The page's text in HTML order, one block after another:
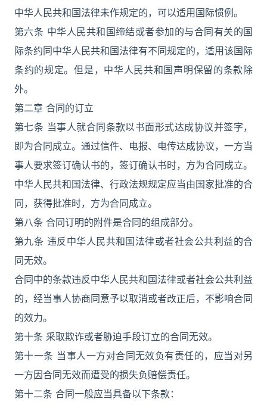
中华人民共和国法律未作规定的，可以适用国际惯例。
第六条 中华人民共和国缔结或者参加的与合同有关的国
际条约同中华人民共和国法律有不同规定的，适用该国际
条约的规定。但是，中华人民共和国声明保留的条款除
外。
第二章 合同的订立
第七条 当事人就合同条款以书面形式达成协议并签字，
即为合同成立。通过信件、电报、电传达成协议，一方当
事人要求签订确认书的，签订确认书时，方为合同成立。
中华人民共和国法律、行政法规规定应当由国家批准的合
同，获得批准时，方为合同成立。
第八条 合同订明的附件是合同的组成部分。
第九条 违反中华人民共和国法律或者社会公共利益的合
同无效。
合同中的条款违反中华人民共和国法律或者社会公共利益
的，经当事人协商同意予以取消或者改正后，不影响合同
的效力。
第十条 采取欺诈或者胁迫手段订立的合同无效。
第十一条 当事人一方对合同无效负有责任的，应当对另
一方因合同无效而遭受的损失负赔偿责任。
第十二条 合同一般应当具备以下条款：